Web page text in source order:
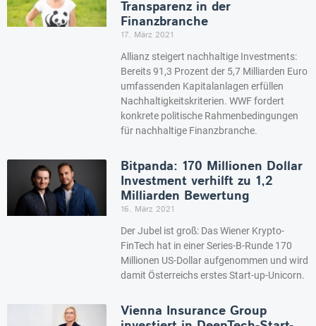
Transparenz in der
Finanzbranche
17. März 2021
Allianz steigert nachhaltige Investments:
Bereits 91,3 Prozent der 5,7 Milliarden Euro
umfassenden Kapitalanlagen erfüllen
Nachhaltigkeitskriterien. WWF fordert
konkrete politische Rahmenbedingungen
für nachhaltige Finanzbranche.
Bitpanda: 170 Millionen Dollar
Investment verhilft zu 1,2
Milliarden Bewertung
16. März 2021
Der Jubel ist groß: Das Wiener Krypto-
FinTech hat in einer Series-B-Runde 170
Millionen US-Dollar aufgenommen und wird
damit Österreichs erstes Start-up-Unicorn.
Vienna Insurance Group